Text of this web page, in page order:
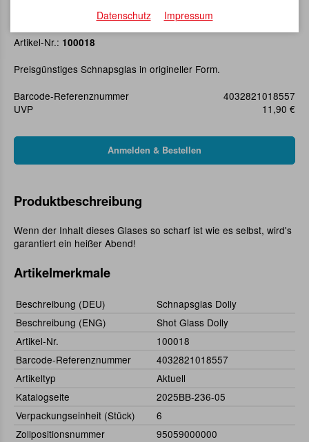
Schnapsglas Dolly
Artikel-Nr.: 100018
Preisgünstiges Schnapsglas in origineller Form.
Barcode-Referenznummer
4032821018557
UVP
11,90 €
Produktbeschreibung
Wenn der Inhalt dieses Glases so scharf ist wie es selbst, wird's
garantiert ein heißer Abend!
Artikelmerkmale
Beschreibung (DEU)
Schnapsglas Dolly
Beschreibung (ENG)
Shot Glass Dolly
Artikel-Nr.
100018
Barcode-Referenznummer
4032821018557
Artikeltyp
Aktuell
Katalogseite
2025BB-236-05
Verpackungseinheit (Stück)
6
Zollpositionsnummer
95059000000
Datenschutz Impressum